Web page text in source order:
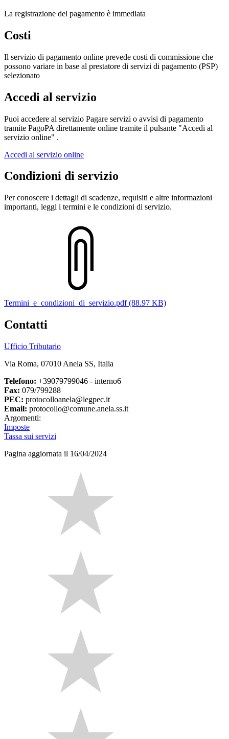
La registrazione del pagamento è immediata
Costi
Il servizio di pagamento online prevede costi di commissione che
possono variare in base al prestatore di servizi di pagamento (PSP)
selezionato
Accedi al servizio
Puoi accedere al servizio Pagare servizi o avvisi di pagamento
tramite PagoPA direttamente online tramite il pulsante "Accedi al
servizio online" .
Accedi al servizio online
Condizioni di servizio
Per conoscere i dettagli di scadenze, requisiti e altre informazioni
importanti, leggi i termini e le condizioni di servizio.
Termini_e_condizioni_di_servizio.pdf (88.97 KB)
Contatti
Ufficio Tributario
Via Roma, 07010 Anela SS, Italia
Telefono: +39079799046 - interno6
Fax: 079/799288
PEC: protocolloanela@legpec.it
Email: protocollo@comune.anela.ss.it
Argomenti:
Imposte
Tassa sui servizi
Pagina aggiornata il 16/04/2024